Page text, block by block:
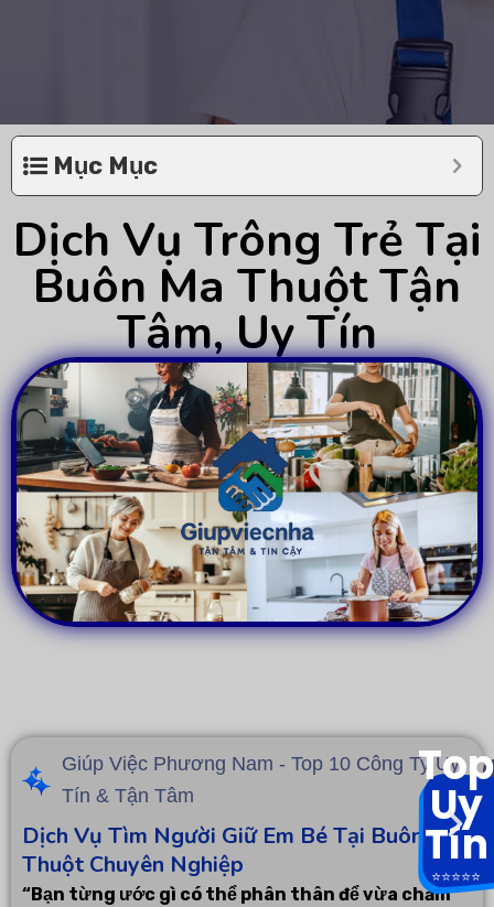
Mục Mục
Dịch Vụ Trông Trẻ Tại
Buôn Ma Thuột Tận
Tâm, Uy Tín
Giúp Việc Phương Nam - Top 10 Công Ty Uy
Tín & Tận Tâm
Dịch Vụ Tìm Người Giữ Em Bé Tại Buôn Ma
Thuột Chuyên Nghiệp
“Bạn từng ước gì có thể phân thân để vừa chăm
Top
Uy
Tín
⭐️⭐️⭐️⭐️⭐️